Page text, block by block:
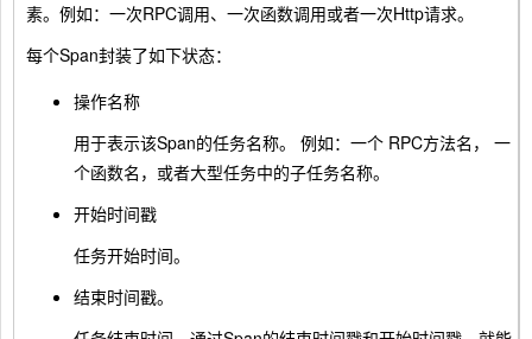
素。例如：一次RPC调用、一次函数调用或者一次Http请求。
每个Span封装了如下状态：
操作名称
用于表示该Span的任务名称。 例如：一个 RPC方法名， 一
个函数名，或者大型任务中的子任务名称。
开始时间戳
任务开始时间。
结束时间戳。